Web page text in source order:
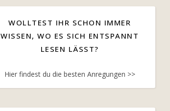
WOLLTEST IHR SCHON IMMER
WISSEN, WO ES SICH ENTSPANNT
LESEN LÄSST?
Hier findest du die besten Anregungen >>